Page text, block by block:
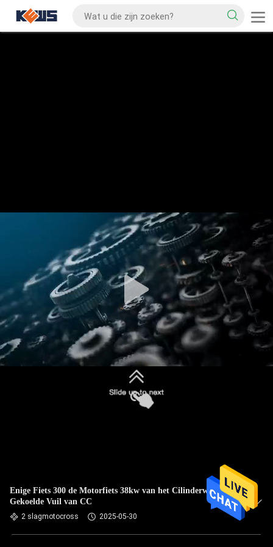
Enige Fiets 300 de Motorfiets 38kw van het Cilinderwater
Gekoelde Vuil van CC
2 slagmotocross 2025-05-30